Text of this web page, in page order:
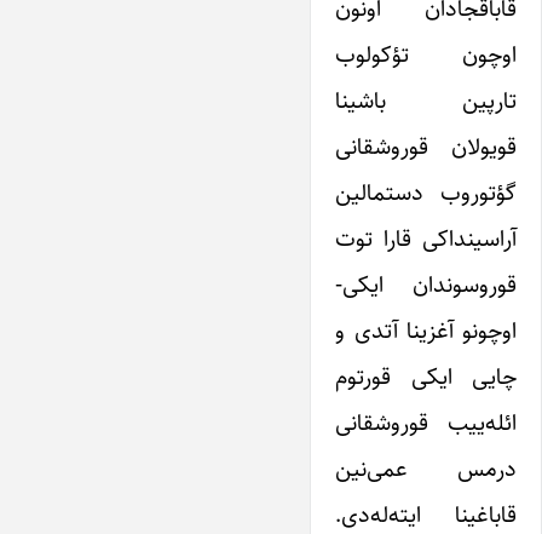
قاباقجادان اونون
اوچون تؤکولوب
تارپین باشینا
قویولان قوروشقانی
گؤتوروب دستمالین
آراسینداکی قارا توت
قوروسوندان ایکی-
اوچونو آغزینا آتدی و
چایی ایکی قورتوم
ائله‌ییب قوروشقانی
درمس عمی‌نین
قاباغینا ایته‌له‌دی.